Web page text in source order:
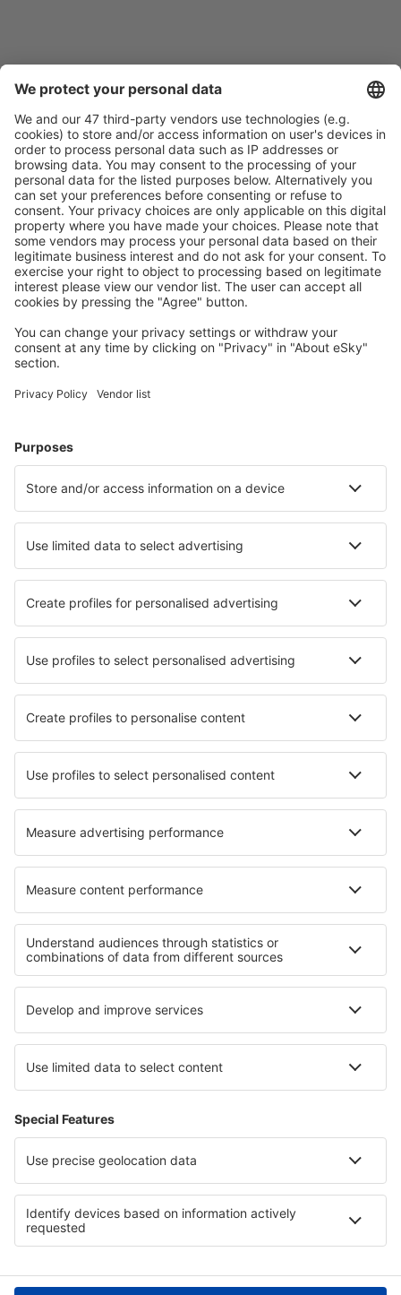
Caută rapid şi uşor
Ofertă adaptată aşteptărilor tale.
Planifică ȋn siguranţă
Rezervare fără griji cu opțiune gratuită de anulare.
Economiseşte mai mult
Prețuri atractive și oferte speciale pentru utilizatorii
conectați.
Alege din peste 1,3 mil. de opţiuni: hoteluri, cabane,
apartamente și altele.
Cazare în Tanzania - Orașe populare
Cazare în Dar es Salaam Cazare în Jambiani
Cazare în Moshi Cazare în Nungwi
Cazare Kakanse Cazare în Makunduchi
Cazare în Kiwengwa
Cele mai bune locuri de cazare - orașe
Cazare în Hunnebostrand Cazare în Foxboro
Cazare în Castro Marim Cazare în Leopoldsburg
Cazare în Kremmen Cazare în Ebreichsdorf
Cele mai bune locuri de cazare - regiuni
Cazare in Zanzibar Cazare în Kilimanjaro
Cazare in Western Transdanubia
Cazare în Courchevel Cazare in Gauja National Park